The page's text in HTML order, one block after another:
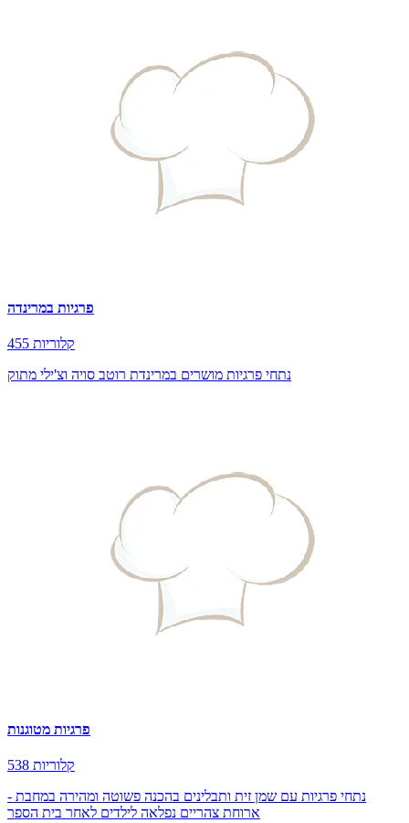
פרגיות במרינדה
455 קלוריות
נתחי פרגיות מושרים במרינדת רוטב סויה וצ'ילי מתוק
פרגיות מטוגנות
538 קלוריות
נתחי פרגיות עם שמן זית ותבלינים בהכנה פשוטה ומהירה במחבת -
ארוחת צהריים נפלאה לילדים לאחר בית הספר